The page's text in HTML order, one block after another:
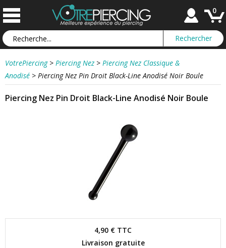
0
VotrePiercing > Piercing Nez > Piercing Nez Classique &
Anodisé > Piercing Nez Pin Droit Black-Line Anodisé Noir Boule
Piercing Nez Pin Droit Black-Line Anodisé Noir Boule
4,90 € TTC
Livraison gratuite